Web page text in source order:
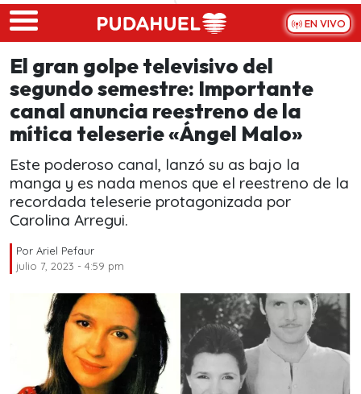
Skip to main content
EN VIVO
El gran golpe televisivo del
segundo semestre: Importante
canal anuncia reestreno de la
mítica teleserie «Ángel Malo»
Este poderoso canal, lanzó su as bajo la
manga y es nada menos que el reestreno de la
recordada teleserie protagonizada por
Carolina Arregui.
Por Ariel Pefaur
julio 7, 2023 - 4:59 pm